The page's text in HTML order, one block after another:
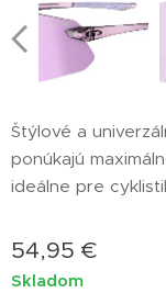
Štýlové a
ponúkajú
ideálne pre
54,95 €
Skladom